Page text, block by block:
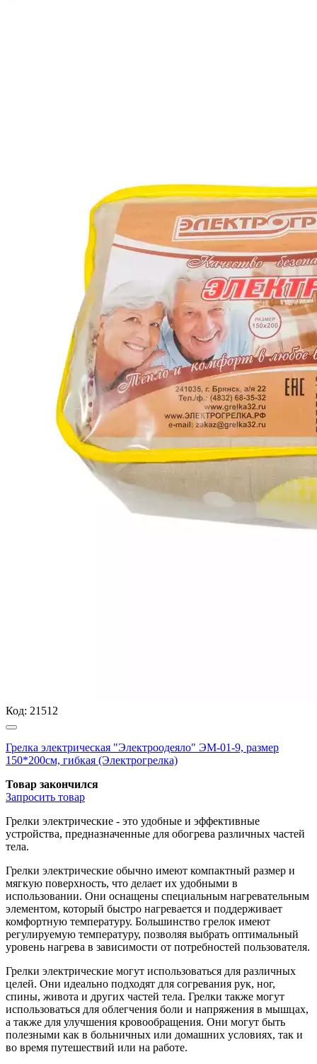
Код: 21512
Грелка электрическая "Электроодеяло" ЭМ-01-9, размер
150*200см, гибкая (Электрогрелка)
Товар закончился
Запросить товар
Грелки электрические - это удобные и эффективные
устройства, предназначенные для обогрева различных частей
тела.
Грелки электрические обычно имеют компактный размер и
мягкую поверхность, что делает их удобными в
использовании. Они оснащены специальным нагревательным
элементом, который быстро нагревается и поддерживает
комфортную температуру. Большинство грелок имеют
регулируемую температуру, позволяя выбрать оптимальный
уровень нагрева в зависимости от потребностей пользователя.
Грелки электрические могут использоваться для различных
целей. Они идеально подходят для согревания рук, ног,
спины, живота и других частей тела. Грелки также могут
использоваться для облегчения боли и напряжения в мышцах,
а также для улучшения кровообращения. Они могут быть
полезными как в больничных или домашних условиях, так и
во время путешествий или на работе.